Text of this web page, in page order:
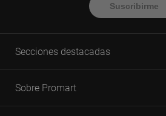
Suscribirme
Secciones destacadas
Sobre Promart